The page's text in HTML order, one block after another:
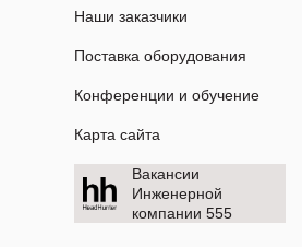
Наши заказчики
Поставка оборудования
Конференции и обучение
Карта сайта
Вакансии
Инженерной
компании 555